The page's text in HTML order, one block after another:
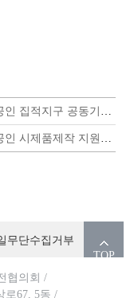
무단수집거부
TOP
협의회 /
로67, 5동 /